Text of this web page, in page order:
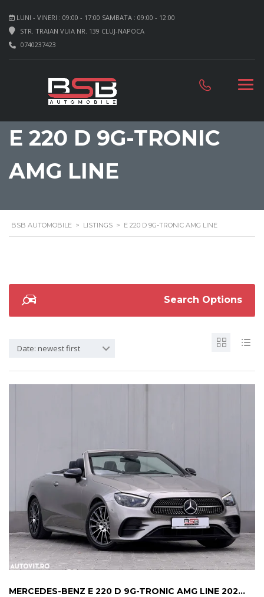
LUNI - VINERI : 09:00 - 17:00 SAMBATA : 09:00 - 12:00
STR. TRAIAN VUIA NR. 139 CLUJ-NAPOCA
0740237423
E 220 D 9G-TRONIC
AMG LINE
BSB AUTOMOBILE > LISTINGS > E 220 D 9G-TRONIC AMG LINE
Search Options
Date: newest first
MERCEDES-BENZ E 220 D 9G-TRONIC AMG LINE 202...